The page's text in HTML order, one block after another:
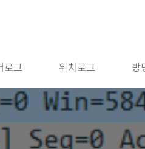
로그 위치로그 방